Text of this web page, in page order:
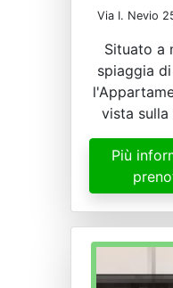
Via I. Nevio
Situato a
spiaggia
vista
Più